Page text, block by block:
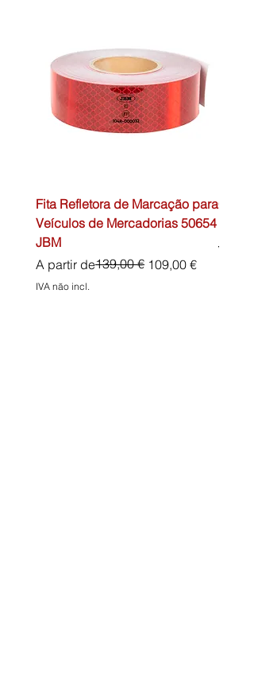
Fita Refletora de Marcação para
Veículos de Mercadorias 50654
JBM
A partir de
Preço normal139,00 € 109,00 €
Preço promocional
IVA não incl.
Preço
45,00 €